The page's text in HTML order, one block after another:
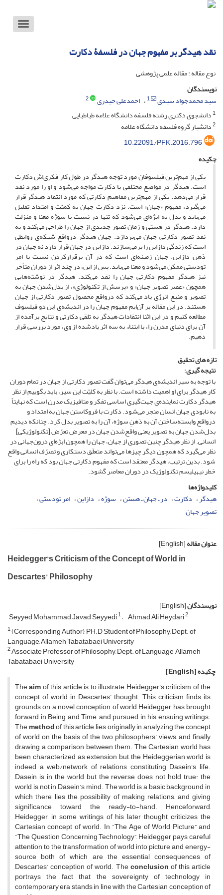
Toggle
نقد هیدگر بر مفهوم جهان در فلسفۀ دکارت
نوع مقاله : مقاله علمی پژوهشی
نویسندگان
سید محمدجواد سیدی
1 احمدعلی حیدری
2
1دانشجوی دکتری رشته فلسفه دانشگاه علامه طباطبایی
2دانشیار گروه فلسفه دانشگاه علامه
10.22091/PFK.2016.796
چکیده
یکی از مهم‌ترین فیلسوفان مورد توجه هیدگر در طول کار فکری‌اش دکارت
است. هیدگر در مواضع مختلفی با دکارت مواجه می‌شود و او را مورد نقد
قرار می‌دهد. یکی از مهم‌ترین مفاهیم دکارتی که مورد انتقاد هیدگر قرار
می‌گیرد، مفهوم «جهان» است. نزد دکارت جهان به کمیّت و امتداد تقلیل
می‌یابد و بدل به ابژه‌ای می‌شود که تنها در نسبت با سوژه معنا و منزلت
دارد. هیدگر در هستی و زمان تصور جدیدی از جهان را طراحی می‌کند و به
نقد تصور دکارتی جهان می‌پردازد. جهان هیدگر درواقع شبکه‌ی روابطی
است که زندگی دازاین را برمی‌سازند. دازاین در جهان قرار دارد نه جهان در
ذهن دازاین. جهان زمینه‌ای است که در آن برقرارکردن نسبت‌ با امر
تودستی ممکن می‌شود و معنا می‌یابد. پس از این، در چند اثر از دوران متأخر
نیز هیدگر مفهوم دکارتی جهان را نقد می‌کند. هیدگر در نوشته‌هایی
همچون «عصر تصویر جهان» و «پرسش از تکنولوژی»، از بدل‌شدن جهان به
تصویر و منبع انرژی یاد می‌کند که درواقع محصول تصور دکارتی از جهان
هستند. در این مقاله بر آن‌ایم مفهوم جهان را در اندیشه‌ی این دو فیلسوف
مطالعه کنیم و در این اثنا انتقادات هیدگر به تلقی دکارتی و نتایج برآمده از
آن برای دنیای مدرن را، با ابتناء به سه اثر یادشده از وی، مورد بررسی قرار
دهیم.
تازه های تحقیق
نتیجه گیری:
با توجه به سیر اندیشه‌ی هیدگر می‌توان گفت تصور دکارتی از جهان در تمام دوران
کار هیدگر برای او اهمیت داشته است. با نظر به کلیّت این سیر، باید بگوییم از نظر
هیدگر دکارت نماینده‌ی جهت‌گیری اساسی تفکر و متافیزیک مدرن است که نهایتاً
به نابودی جهان انسان منجر می‌شود. دکارت با فروکاستن جهان به امتداد و
درواقع وابسته‌ساختن آن به ذهنِ سوژه، آن را به تصویر بدل کرد. چنان­که دیدیم
بدل‌شدن جهان به تصویر یعنی واقع‌شدن جهان در معرض تعرّض [تکنولوژیکی]
انسانی. از نظر هیدگر چنین تصوری از جهان، جهان را همچون ابژه‌ای درون‌جهانی در
نظر می‌گیرد که هم­چون دیگر چیزها می‌تواند متعلَق دست­کاری و تصرّف انسانی واقع
شود. بدین ترتیب، هیدگر معتقد است که مفهوم دکارتی جهان بود که راه را برای
خطر نیهیلیسم تکنولوژیک در دوران معاصر گشود.
کلیدواژه‌ها
هیدگر دکارت در ـ جهان ـ هستن سوژه دازاین امر تودستی
تصویر جهان
عنوان مقاله[English]
Heidegger’s Criticism of the Concept of World in
Descartes’ Philosophy
نویسندگان[English]
Seyyed Mohammad Javad Seyyedi1 Ahmad Ali Heydari2
1(Corresponding Author), PH.D Student of Philosophy, Dept. of
Language, Allameh Tabatabaei University
2Associate Professor of Philosophy, Dept. of Language, Allameh
Tabatabaei University
چکیده[English]
Theaimof this article is to illustrate Heidegger’s criticism of the
concept of world in Descartes’ thought. This criticism finds its
grounds on a novel conception of world Heidegger has brought
forward in Being and Time, and pursued in his ensuing writings.
Themethodof this article lies originally in analyzing the concept
of world on the basis of the two philosophers’ views, and finally
drawing a comparison between them. The Cartesian world has
been characterized as extension but the Heideggerian world is
indeed a web/network of relations constituting Dasein’s life.
Dasein is in the world but the reverse does not hold true: the
world is not in Dasein’s mind. The world is a basic background in
which there lies the possibility of making relations, and giving
significance toward the ready-to-hand. Henceforward,
Heidegger, in some writings of his later thought, criticizes the
Cartesian concept of world. In “The Age of World Picture” and
“The Question Concerning Technology”, Heidegger pays careful
attention to the transformation of world into picture and energy-
source both of which are the essential consequences of
Descartes’ conception of world. Theconclusionof this article
portrays the fact that the sovereignty of technology in
contemporary era stands in line with the Cartesian conception of